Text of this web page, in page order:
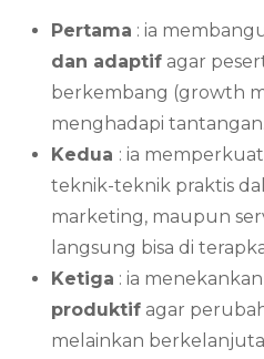
Pertama : ia
dan adaptif agar
berkembang (growth
menghadapi tantangan.
Kedua : ia memperkuat
teknik-teknik praktis
marketing, maupun
langsung bisa di
Ketiga : ia
produktif agar
melainkan